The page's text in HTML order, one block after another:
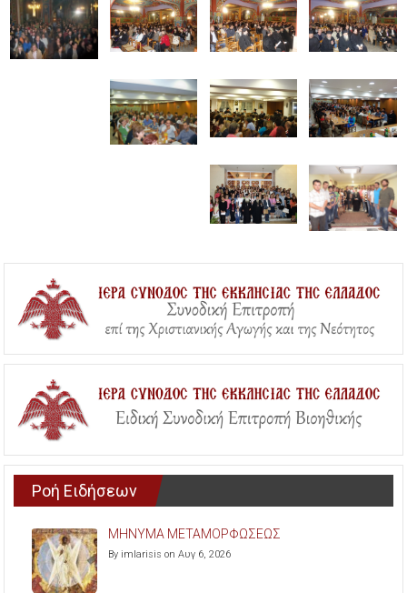
Ροή Ειδήσεων
ΜΗΝΥΜΑ ΜΕΤΑΜΟΡΦΩΣΕΩΣ
By imlarisis on Αυγ 6, 2026